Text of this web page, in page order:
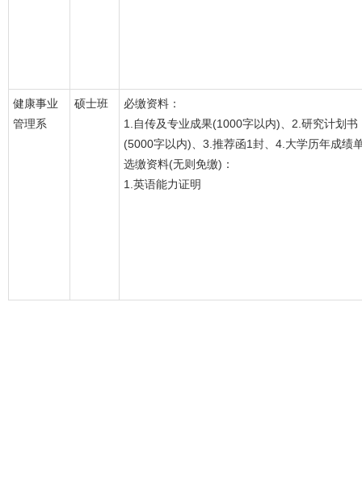
健康事业
管理系
硕士班
必缴资料：
1.自传及专业成果(1000字以内)、2.研究计划书
(5000字以内)、3.推荐函1封、4.大学历年成绩
选缴资料(无则免缴)：
1.英语能力证明